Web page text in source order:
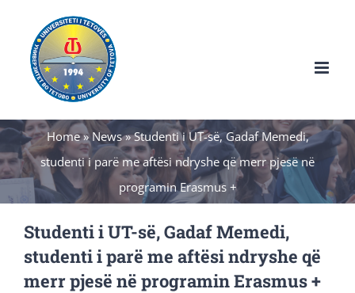
Home» News»Studenti i UT-së, Gadaf Memedi,
studenti i parë me aftësi ndryshe që merr pjesë në
programin Erasmus +
Studenti i UT-së, Gadaf Memedi,
studenti i parë me aftësi ndryshe që
merr pjesë në programin Erasmus +